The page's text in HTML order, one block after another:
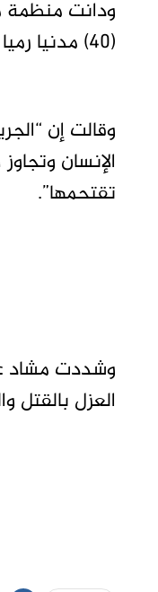
ودانت منظمة
(40) مدنيا رميا بالرصاص” في منطقة جبل موية والقرى المحيطة بها.
وقالت إن
الإنسان
تقتحمها”.
وشددت مشاد
العزل بالقتل